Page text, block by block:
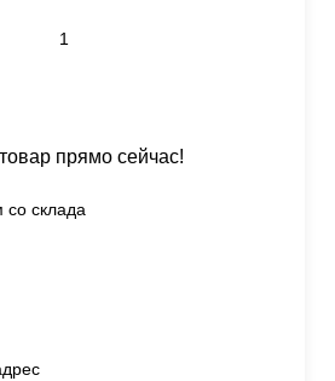
прямо сейчас!
склада